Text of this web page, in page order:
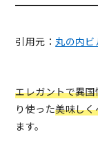
引用元： 丸の内ビ
エレガントで異
り使った美味し
ます。